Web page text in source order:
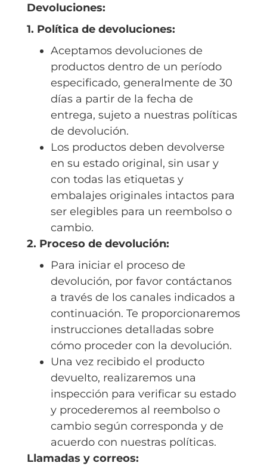
Devoluciones:
1. Política de devoluciones:
Aceptamos devoluciones de
productos dentro de un período
especificado, generalmente de 30
días a partir de la fecha de
entrega, sujeto a nuestras políticas
de devolución.
Los productos deben devolverse
en su estado original, sin usar y
con todas las etiquetas y
embalajes originales intactos para
ser elegibles para un reembolso o
cambio.
2. Proceso de devolución:
Para iniciar el proceso de
devolución, por favor contáctanos
a través de los canales indicados a
continuación. Te proporcionaremos
instrucciones detalladas sobre
cómo proceder con la devolución.
Una vez recibido el producto
devuelto, realizaremos una
inspección para verificar su estado
y procederemos al reembolso o
cambio según corresponda y de
acuerdo con nuestras políticas.
Llamadas y correos: